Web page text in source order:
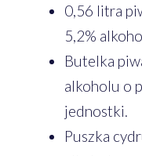
0,56 litra
5,2%
Butelka
alkoholu o
jednostki.
Puszka